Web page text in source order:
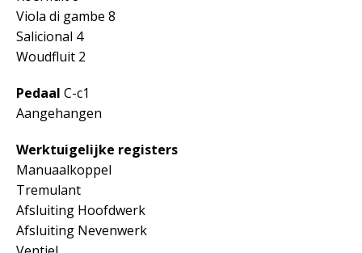
Viola di gambe 8
Salicional 4
Woudfluit 2
Pedaal C-c1
Aangehangen
Werktuigelijke registers
Manuaalkoppel
Tremulant
Afsluiting Hoofdwerk
Afsluiting Nevenwerk